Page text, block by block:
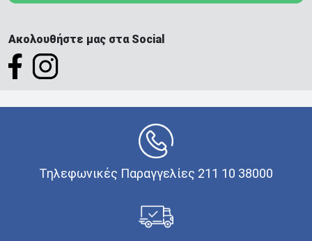
Ακολουθήστε μας στα Social
Τηλεφωνικές Παραγγελίες 211 10 38000